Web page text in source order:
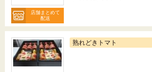
店舗まとめて
配送
熟れどきトマト